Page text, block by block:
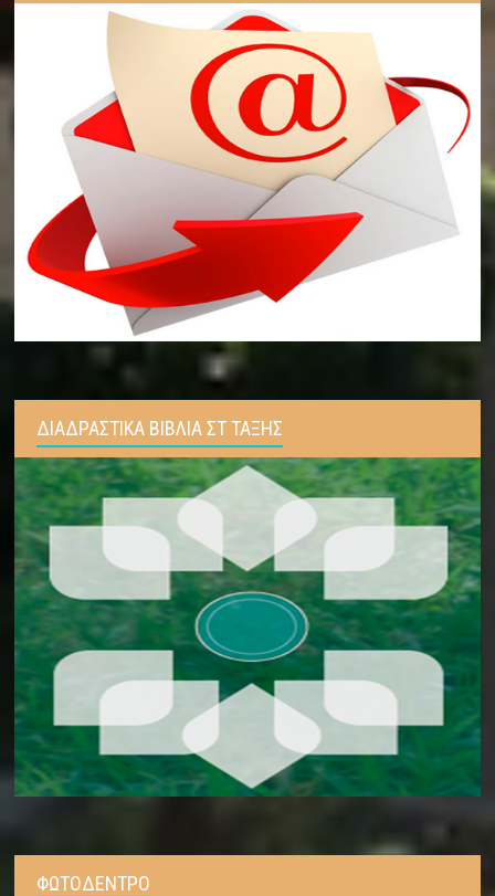
ΔΙΑΔΡΑΣΤΙΚΑ ΒΙΒΛΙΑ ΣΤ ΤΑΞΗΣ
ΦΩΤΟΔΕΝΤΡΟ